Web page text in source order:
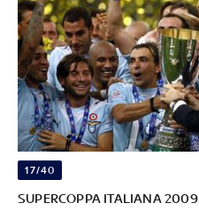
17/40
SUPERCOPPA ITALIANA 2009